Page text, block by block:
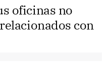
oficinas no
con